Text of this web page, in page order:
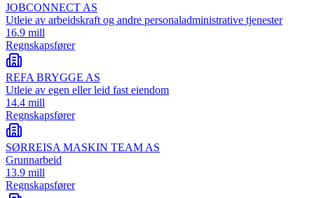
JOBCONNECT AS
Utleie av arbeidskraft og andre personaladministrative tjenester
16.9 mill
Regnskapsfører
REFA BRYGGE AS
Utleie av egen eller leid fast eiendom
14.4 mill
Regnskapsfører
SØRREISA MASKIN TEAM AS
Grunnarbeid
13.9 mill
Regnskapsfører